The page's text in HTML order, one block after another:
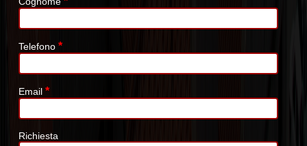
Telefono *
Email *
Richiesta